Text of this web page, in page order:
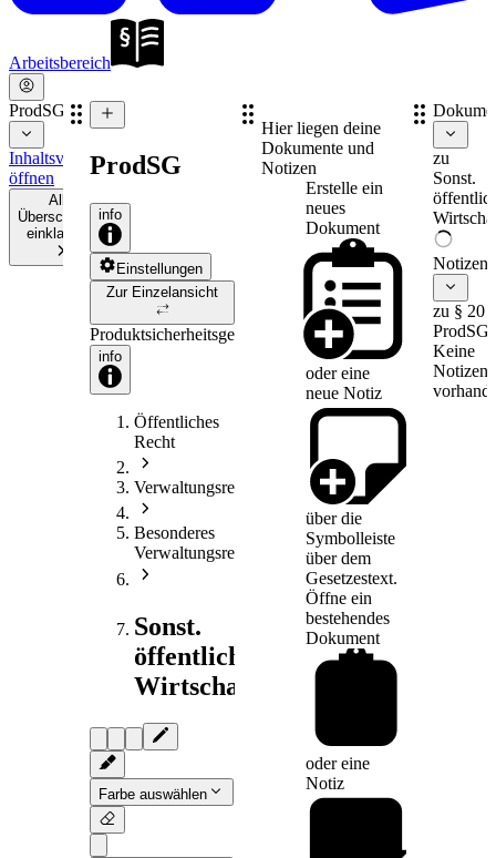
Arbeitsbereich
ProdSG
Inhaltsverzeichnis
öffnen
Alle
Überschriften
einklappen
ProdSG
info
Einstellungen
Zur Einzelansicht
Produktsicherheitsgesetz
info
Öffentliches
Recht
Verwaltungsrecht
Besonderes
Verwaltungsrecht
Sonst.
öffentliches
Wirtschaftsrecht
Farbe auswählen
Hier liegen deine
Dokumente und
Notizen
Erstelle ein
neues
Dokument
oder eine
neue Notiz
über die
Symbolleiste
über dem
Gesetzestext.
Öffne ein
bestehendes
Dokument
oder eine
Notiz
zu
Sonst.
Notizen
zu § 20
ProdSG
Keine
Notizen